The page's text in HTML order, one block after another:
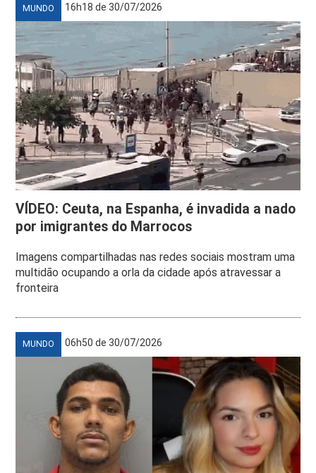
MUNDO 16h18 de 30/07/2026
VÍDEO: Ceuta, na Espanha, é invadida a nado
por imigrantes do Marrocos
Imagens compartilhadas nas redes sociais mostram uma
multidão ocupando a orla da cidade após atravessar a
fronteira
MUNDO 06h50 de 30/07/2026